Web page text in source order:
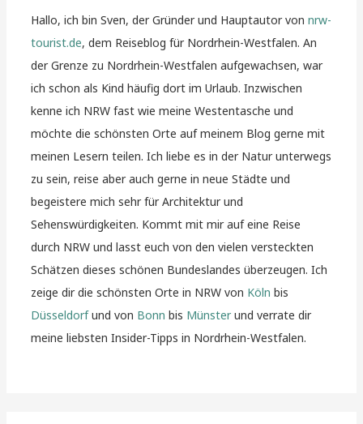
Hallo, ich bin Sven, der Gründer und Hauptautor vonnrw-
tourist.de, dem Reiseblog für Nordrhein-Westfalen. An
der Grenze zu Nordrhein-Westfalen aufgewachsen, war
ich schon als Kind häufig dort im Urlaub. Inzwischen
kenne ich NRW fast wie meine Westentasche und
möchte die schönsten Orte auf meinem Blog gerne mit
meinen Lesern teilen. Ich liebe es in der Natur unterwegs
zu sein, reise aber auch gerne in neue Städte und
begeistere mich sehr für Architektur und
Sehenswürdigkeiten. Kommt mit mir auf eine Reise
durch NRW und lasst euch von den vielen versteckten
Schätzen dieses schönen Bundeslandes überzeugen. Ich
zeige dir die schönsten Orte in NRW von Köln bis
Düsseldorfund von Bonn bis Münsterund verrate dir
meine liebsten Insider-Tipps in Nordrhein-Westfalen.